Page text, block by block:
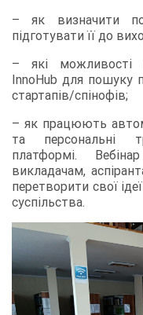
– як визначити
підготувати її до
– які можливості
InnoHub для пошуку
стартапів/спінофів;
– як працюють
та персональні
платформі.
викладачам,
перетворити свої
суспільства.